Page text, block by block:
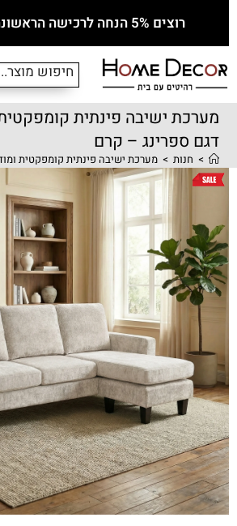
רוצים 5% הנחה לרכישה הראשונה? לחצו כאן!
מערכת ישיבה פינתית
דגם ספרינג – קרם
> חנות > מערכת ישיבה פינתית קומפקטית